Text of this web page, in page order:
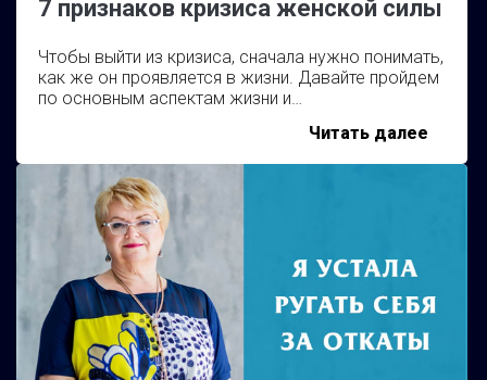
7 признаков кризиса женской силы
Чтобы выйти из кризиса, сначала нужно понимать,
как же он проявляется в жизни. Давайте пройдем
по основным аспектам жизни и…
Читать далее7